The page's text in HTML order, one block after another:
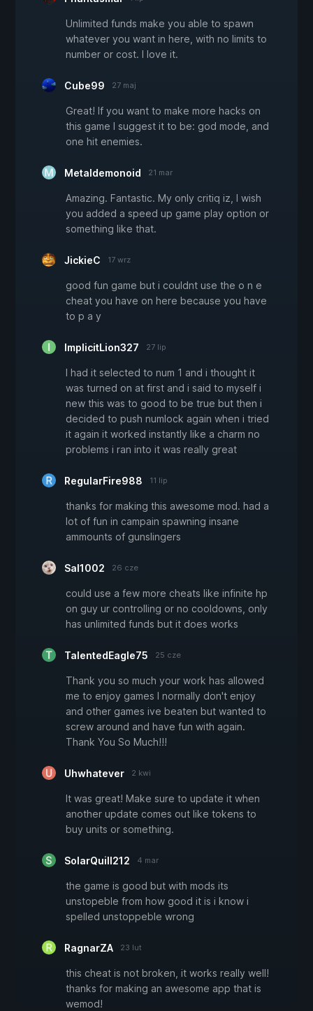
Unlimited funds make you able to spawn
whatever you want in here, with no limits to
number or cost. I love it.
Cube99 27 maj
Great! If you want to make more hacks on
this game I suggest it to be: god mode, and
one hit enemies.
Metaldemonoid 21 mar
Amazing. Fantastic. My only critiq iz, I wish
you added a speed up game play option or
something like that.
JickieC 17 wrz
good fun game but i couldnt use the o n e
cheat you have on here because you have
to p a y
ImplicitLion327 27 lip
I had it selected to num 1 and i thought it
was turned on at first and i said to myself i
new this was to good to be true but then i
decided to push numlock again when i tried
it again it worked instantly like a charm no
problems i ran into it was really great
RegularFire988 11 lip
thanks for making this awesome mod. had a
lot of fun in campain spawning insane
ammounts of gunslingers
Sal1002 26 cze
could use a few more cheats like infinite hp
on guy ur controlling or no cooldowns, only
has unlimited funds but it does works
TalentedEagle75 25 cze
Thank you so much your work has allowed
me to enjoy games I normally don't enjoy
and other games ive beaten but wanted to
screw around and have fun with again.
Thank You So Much!!!
Uhwhatever 2 kwi
It was great! Make sure to update it when
another update comes out like tokens to
buy units or something.
SolarQuill212 4 mar
the game is good but with mods its
unstopeble from how good it is i know i
spelled unstoppeble wrong
RagnarZA 23 lut
this cheat is not broken, it works really well!
thanks for making an awesome app that is
wemod!